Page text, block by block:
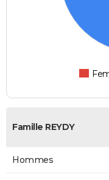
Famille REYDY
Hommes